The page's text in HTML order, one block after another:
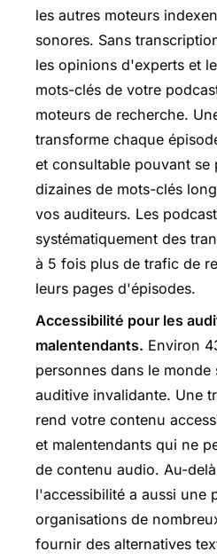
les autres moteurs
sonores. Sans
les opinions d'experts et
mots-clés de votre
moteurs de recherche.
transforme chaque
et consultable pouvant se
dizaines de mots-clés
vos auditeurs. Les
systématiquement des
à 5 fois plus de trafic de
leurs pages d'épisodes.
Accessibilité pour les
malentendants. Environ
personnes dans le
auditive invalidante. Une
rend votre contenu
et malentendants qui ne
de contenu audio. Au-
l'accessibilité a aussi une
organisations de
fournir des alternatives